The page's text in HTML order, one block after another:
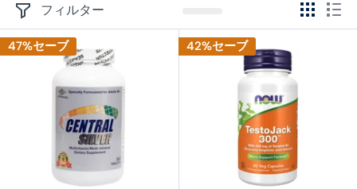
フィルター
47%セーブ 42%セーブ